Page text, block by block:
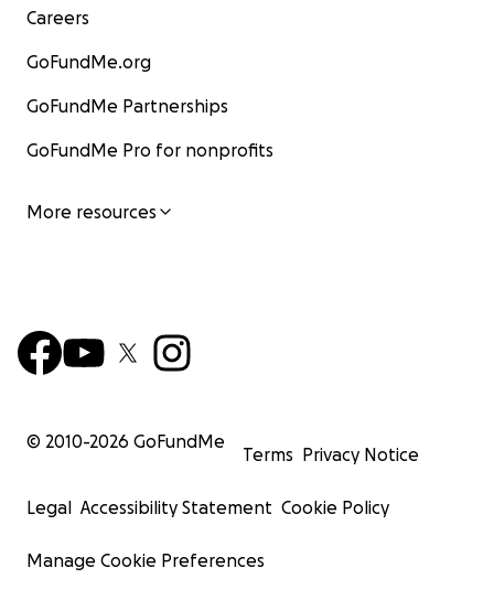
Careers
GoFundMe.org
GoFundMe Partnerships
GoFundMe Pro for nonprofits
More resources
© 2010-2026 GoFundMe
Terms Privacy Notice
Legal Accessibility Statement Cookie Policy
Manage Cookie Preferences